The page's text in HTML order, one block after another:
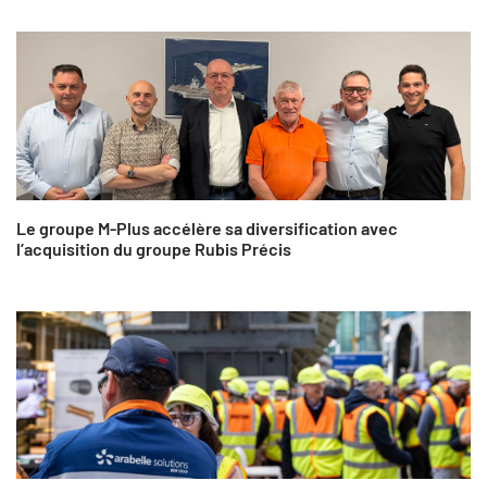
Le groupe M-Plus accélère sa diversification avec
l’acquisition du groupe Rubis Précis